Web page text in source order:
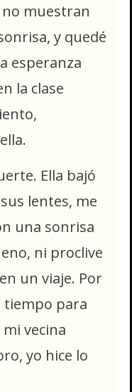
muestran
y quedé
esperanza
la clase
Ella bajó
lentes, me
una sonrisa
ni proclive
un viaje. Por
tiempo para
vecina
yo hice lo